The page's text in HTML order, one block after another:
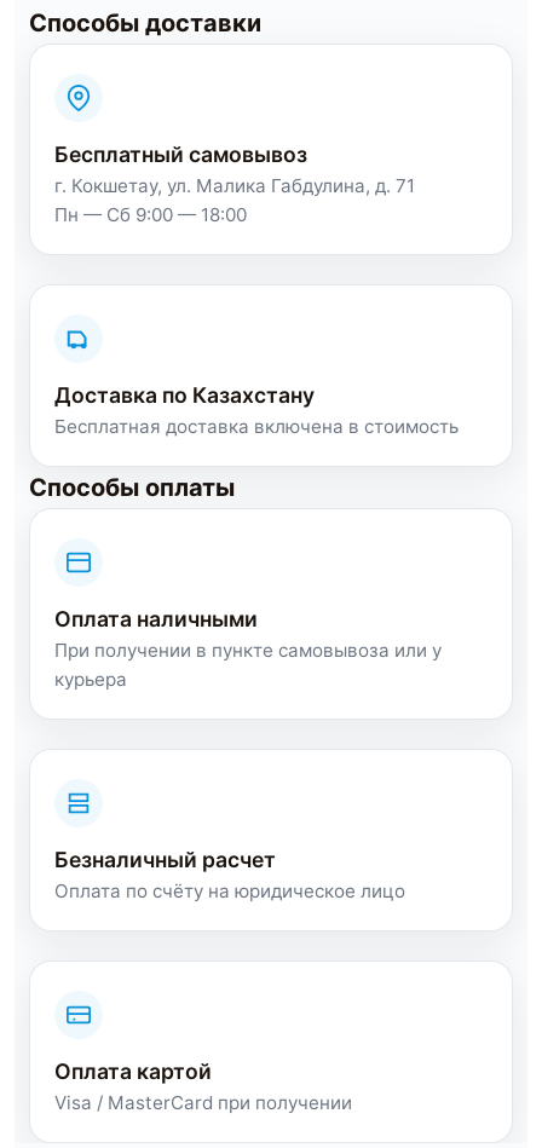
Способы доставки
Бесплатный самовывоз
г. Кокшетау, ул. Малика Габдулина, д. 71
Пн — Сб 9:00 — 18:00
Доставка по Казахстану
Бесплатная доставка включена в стоимость
Способы оплаты
Оплата наличными
При получении в пункте самовывоза или у
курьера
Безналичный расчет
Оплата по счёту на юридическое лицо
Оплата картой
Visa / MasterCard при получении